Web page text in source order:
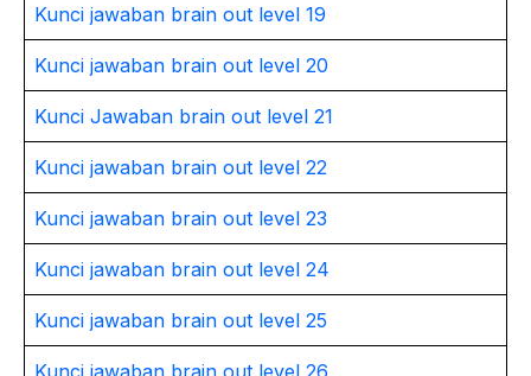
Kunci jawaban brain out level 19
Kunci jawaban brain out level 20
Kunci Jawaban brain out level 21
Kunci jawaban brain out level 22
Kunci jawaban brain out level 23
Kunci jawaban brain out level 24
Kunci jawaban brain out level 25
Kunci jawaban brain out level 26